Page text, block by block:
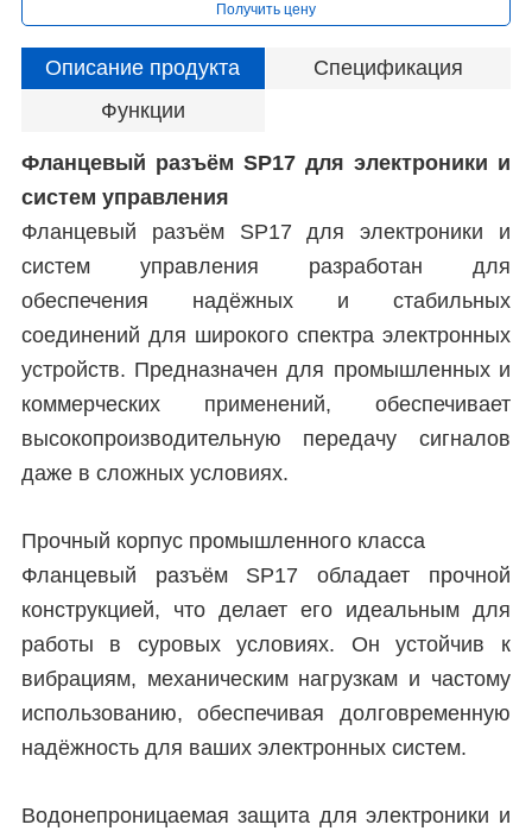
Получить цену
Описание продукта
Спецификация
Функции
Фланцевый разъём SP17 для электроники и
систем управления
Фланцевый разъём SP17 для электроники и
систем управления разработан для
обеспечения надёжных и стабильных
соединений для широкого спектра электронных
устройств. Предназначен для промышленных и
коммерческих применений, обеспечивает
высокопроизводительную передачу сигналов
даже в сложных условиях.
Прочный корпус промышленного класса
Фланцевый разъём SP17 обладает прочной
конструкцией, что делает его идеальным для
работы в суровых условиях. Он устойчив к
вибрациям, механическим нагрузкам и частому
использованию, обеспечивая долговременную
надёжность для ваших электронных систем.
Водонепроницаемая защита для электроники и